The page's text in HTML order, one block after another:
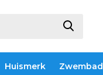
Huismerk Zwembad